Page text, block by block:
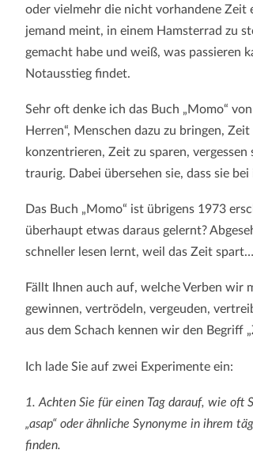
oder vielmehr die nicht vorhandene Zeit
jemand meint, in einem Hamsterrad zu
gemacht habe und weiß, was passieren
Notausstieg findet.
Sehr oft denke ich das Buch „Momo“
Herren“, Menschen dazu zu bringen,
konzentrieren, Zeit zu sparen,
traurig. Dabei übersehen sie, dass sie
Das Buch „Momo“ ist übrigens 1973
überhaupt etwas daraus gelernt?
schneller lesen lernt, weil das Zeit spart…
Fällt Ihnen auch auf, welche Verben wir
gewinnen, vertrödeln, vergeuden,
aus dem Schach kennen wir den Begriff
Ich lade Sie auf zwei Experimente ein:
1. Achten Sie für einen Tag darauf, wie oft
„asap“ oder ähnliche Synonyme in ihrem
finden.